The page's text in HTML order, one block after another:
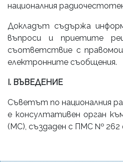
националния
Докладът съдържа
въпроси и приетите
съответствие с
електронните съобщения.
I. ВЪВЕДЕНИЕ
Съветът по националния
е консултативен орган
(МС), създаден с ПМС № 262